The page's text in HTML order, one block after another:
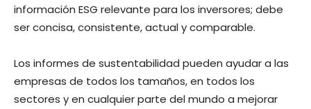
información ESG relevante para los inversores; debe
ser concisa, consistente, actual y comparable.
Los informes de sustentabilidad pueden ayudar a las
empresas de todos los tamaños, en todos los
sectores y en cualquier parte del mundo a mejorar